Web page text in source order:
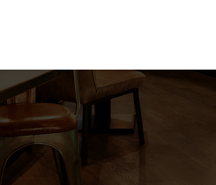
sind für den Betrieb der Seite
Ihnen unsere Dienste bei einem
und unsere Webseite weiter
können wir beispielsweise die
optimieren. Wir nutzen hierfür
der auf unsere Website erfassten
. Sie können Ihre